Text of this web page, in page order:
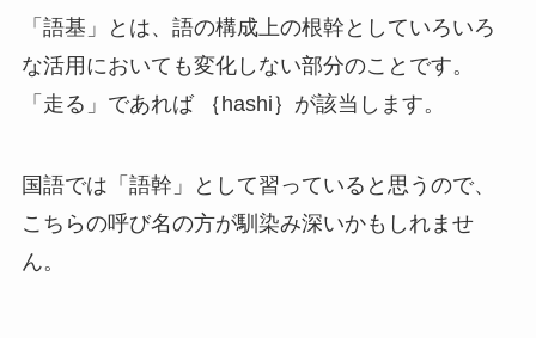
「語基」 とは、 語の構成上の根幹としていろいろ
な活用においても変化しない部分のことです。
「走る」であれば ｛hashi｝が該当します。
国語では「語幹」として習っていると思うので、
こちらの呼び名の方が馴染み深いかもしれませ
ん。